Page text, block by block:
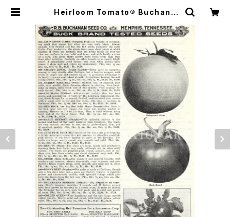
Heirloom Tomato® Buchana
rlet) エアルーム・トマト・ブチャナン
ズ・チョークス・ジュエル | Heirloo
m Tomato Farm